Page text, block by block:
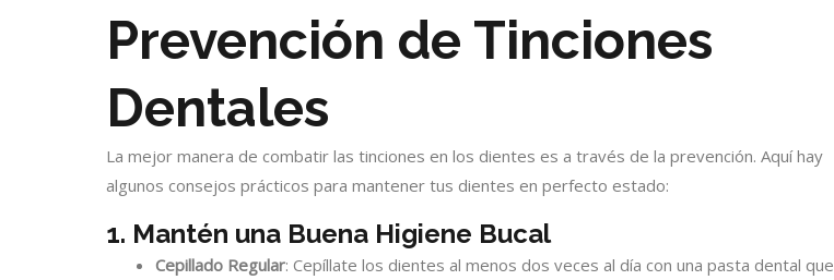
Prevención de Tinciones
Dentales
La mejor manera de combatir las tinciones en los dientes es a través de la prevención. Aquí hay
algunos consejos prácticos para mantener tus dientes en perfecto estado:
1. Mantén una Buena Higiene Bucal
Cepillado Regular: Cepíllate los dientes al menos dos veces al día con una pasta dental que